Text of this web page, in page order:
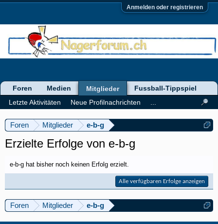
Anmelden oder registrieren
Foren Mitglieder e-b-g
Erzielte Erfolge von e-b-g
e-b-g hat bisher noch keinen Erfolg erzielt.
Alle verfügbaren Erfolge anzeigen
Foren Mitglieder e-b-g
Foren Medien
Mitglieder
Letzte Aktivitäten
Neue Profilnachrichten
Fussball-Tippspiel